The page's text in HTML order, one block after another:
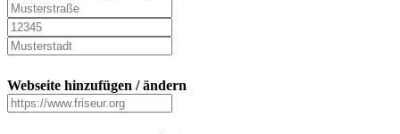
Webseite hinzufügen / ändern